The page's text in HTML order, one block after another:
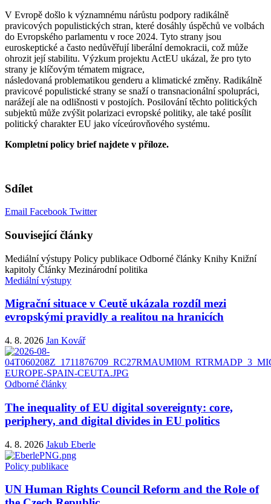
V Evropě došlo k významnému nárůstu podpory radikálně
pravicových populistických stran, které dosáhly úspěchů ve volbách
do Evropského parlamentu v roce 2024. Tyto strany jsou
euroskeptické a často nedůvěřují liberální demokracii, což může
ohrozit její stabilitu. Výzkum projektu ActEU ukázal, že pro tyto
strany je klíčovým tématem migrace,
následovaná problematikou genderu a klimatické změny. Radikálně
pravicové populistické strany se snaží o transnacionální spolupráci,
narážejí ale na odlišnosti v postojích. Posilování těchto politických
subjektů může zvýšit polarizaci evropské politiky, ale také posílit
politický charakter EU jako víceúrovňového systému.
Kompletní policy brief najdete v příloze.
Sdílet
Email Facebook Twitter
Související články
Mediální výstupy Policy publikace Odborné články Knihy Knižní
kapitoly Články Mezinárodní politika
Mediální výstupy
Migrační situace v Ceutě ukázala rozdíl mezi
evropskými pravidly a realitou na hranicích
4. 8. 2026 Jan Kovář
Odborné články
The inequality of EU digital sovereignty: core,
periphery, and digital divides in EU politics
4. 8. 2026 Jakub Eberle
Policy publikace
UN Human Rights Council Reform and the Role of